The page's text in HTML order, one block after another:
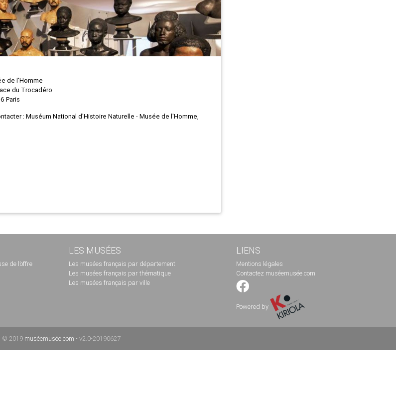
de l'Homme
du Trocadéro
Paris
: Muséum National d'Histoire Naturelle - Musée de l'Homme,
de l’offre
LES MUSÉES
Les musées français par département
Les musées français par thématique
Les musées français par ville
LIENS
Mentions légales
Contactez muséemusée.com
Powered by
© 2019 muséemusée.com • v2.0-20190627